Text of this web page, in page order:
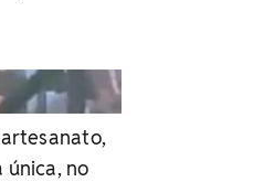
única, no